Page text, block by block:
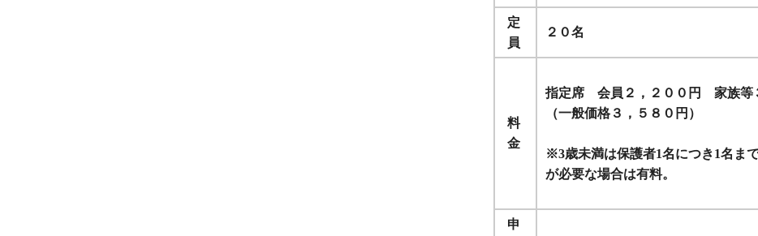
定
員
２０名
料
金
指定席 会員２，２００円 家族等
（一般価格３，５８０円）
※3歳未満は保護者1名につき1名ま
が必要な場合は有料。
申